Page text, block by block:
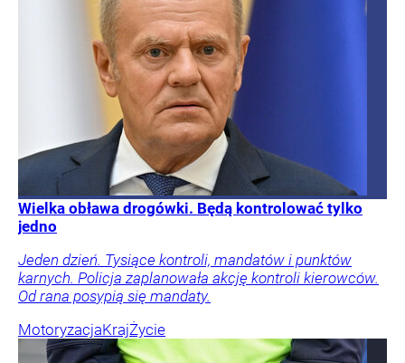
Wielka obława drogówki. Będą kontrolować tylko
jedno
Jeden dzień. Tysiące kontroli, mandatów i punktów
karnych. Policja zaplanowała akcję kontroli kierowców.
Od rana posypią się mandaty.
MotoryzacjaKrajŻycie